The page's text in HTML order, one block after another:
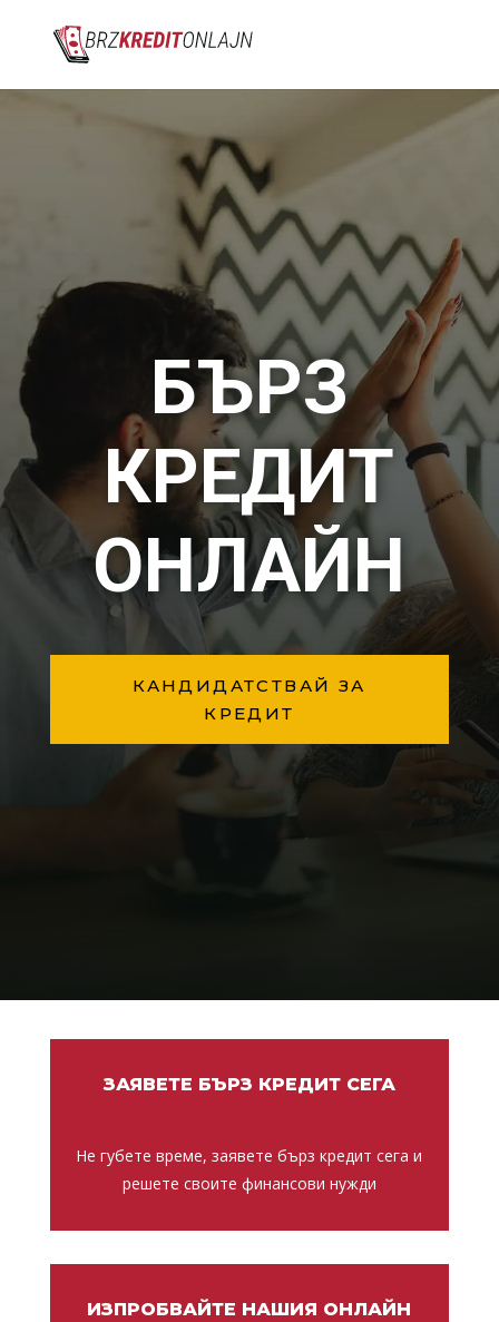
БЪРЗ
КРЕДИТ
ОНЛАЙН
КАНДИДАТСТВАЙ ЗА
КРЕДИТ
ЗАЯВЕТЕ БЪРЗ КРЕДИТ СЕГА
Не губете време, заявете бърз кредит сега и
решете своите финансови нужди
ИЗПРОБВАЙТЕ НАШИЯ ОНЛАЙН